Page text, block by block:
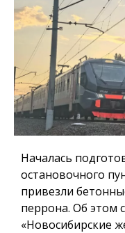
Началась
остановочного
привезли
перрона. Об этом
«Новосибирские